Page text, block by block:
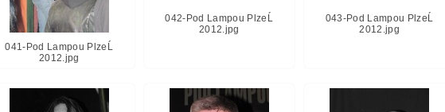
041-Pod Lampou PlzeĹ
2012.jpg
042-Pod Lampou PlzeĹ
2012.jpg
043-Pod Lampou PlzeĹ
2012.jpg